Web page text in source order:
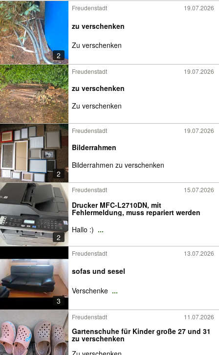
2
Freudenstadt 19.07.2026
zu verschenken
Zu verschenken
Freudenstadt 19.07.2026
zu verschenken
Zu verschenken
2
Freudenstadt 19.07.2026
Bilderrahmen
Bilderrahmen zu verschenken
2
Freudenstadt 15.07.2026
Drucker MFC-L2710DN, mit
Fehlermeldung, muss repariert werden
Hallo :) ...
3
Freudenstadt 13.07.2026
sofas und sesel
Verschenke ...
Freudenstadt 11.07.2026
Gartenschuhe für Kinder große 27 und 31
zu verschenken